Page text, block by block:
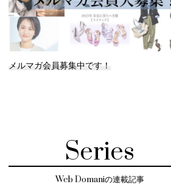
メルマガ会員募集中です！
Series
Web Domaniの連載記事